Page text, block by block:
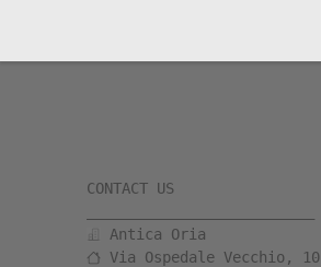
CONTACT US
Antica Oria
Via Ospedale Vecchio, 10